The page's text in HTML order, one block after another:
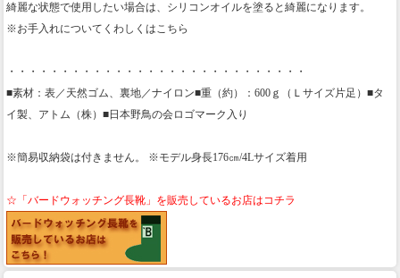
綺麗な状態で使用したい場合は、シリコンオイルを塗ると綺麗になります。
※お手入れについてくわしくはこちら
・・・・・・・・・・・・・・・・・・・・・・・・・・・・
■素材：表／天然ゴム、裏地／ナイロン■重（約）：600ｇ（Ｌサイズ片足）■タ
イ製、アトム（株）■日本野鳥の会ロゴマーク入り
※簡易収納袋は付きません。 ※モデル身長176㎝/4Lサイズ着用
☆「バードウォッチング長靴」を販売しているお店はコチラ